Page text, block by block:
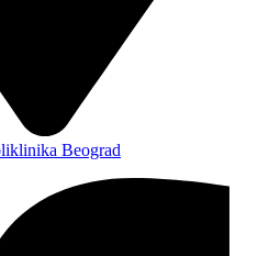
Beograd